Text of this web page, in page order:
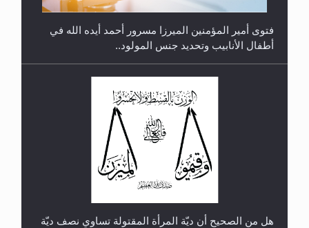
رأيٌ في لغة المسيح الموعود عليه السلام.. 4...
فتوى أمير المؤمنين الميرزا مسرور أحمد أيده الله في
أطفال الأنابيب وتحديد جنس المولود..
هل من الصحيح أن ديّة المرأة المقتولة تساوي نصف ديّة